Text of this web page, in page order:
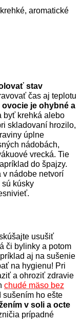
krehké, aromatické
stav
čas aj teplotu
ovocie je ohybné a
byť krehká alebo
skladovaní hrozilo,
úplne
nádobách,
vrecká. Tie
do špajzy.
v nádobe netvorí
sú kúsky
usušiť
či bylinky a potom
aj na sušenie
na hygienu! Pri
a ohroziť zdravie
chudé mäso bez
sušením ho ešte
v soli a octe
prípadné